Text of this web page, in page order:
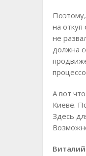
на
не
должна
А вот
Киеве.
Здесь